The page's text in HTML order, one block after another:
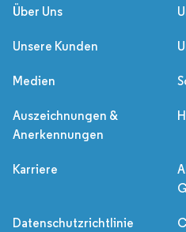
Über Uns
Unsere Kunden
Medien
Auszeichnungen &
Anerkennungen
Karriere
Datenschutzrichtlinie